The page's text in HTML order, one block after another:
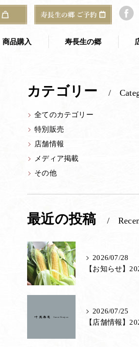
商品購入 寿長生の郷
寿長生の郷 アクセス
ご予約・お問い合わせ
郷からのお知らせ
山寿亭
Bakery&Café 野坐
総合案内所（古民家）
里山館／ジェラート
ホール／果子工房
苑内マップ・郷の一年
菓子づくりの里山 いろい
【店舗情報】寿長生の郷 山寿亭・梅窓庵臨時休業
カテゴリー
全てのカテゴリー
特別販売
店舗情報
メディア掲載
その他
最近の投稿
2026/07/28
2026/07/25